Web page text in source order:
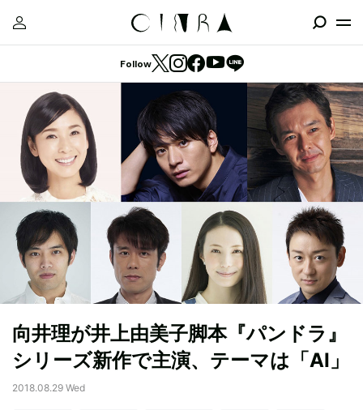
Follow
向井理が井上由美子脚本『パンドラ』
シリーズ新作で主演、テーマは「AI」
2018.08.29 Wed